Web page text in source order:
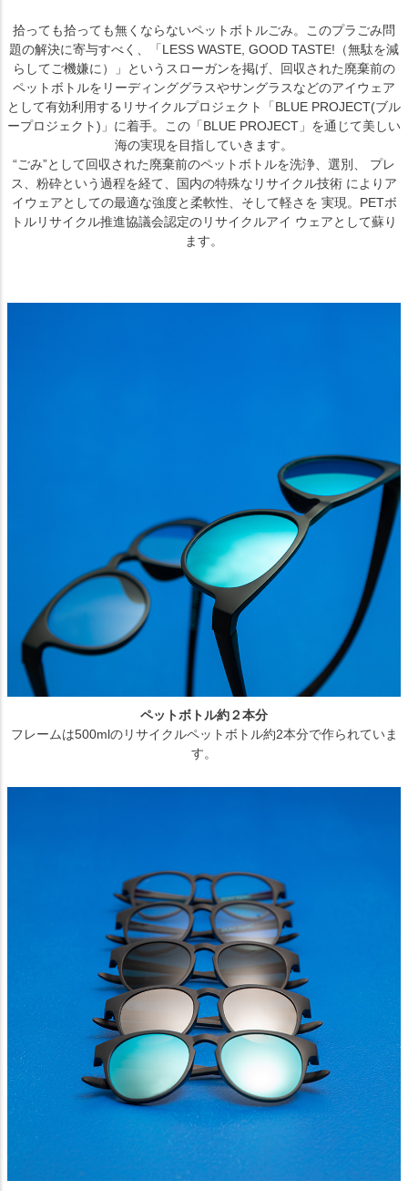
拾っても拾っても無くならないペットボトルごみ。このプラごみ問
題の解決に寄与すべく、「LESS WASTE, GOOD TASTE!（無駄を減
らしてご機嫌に）」というスローガンを掲げ、回収された廃棄前の
ペットボトルをリーディンググラスやサングラスなどのアイウェア
として有効利用するリサイクルプロジェクト「BLUE PROJECT(ブル
ープロジェクト)」に着手。この「BLUE PROJECT」を通じて美しい
海の実現を目指していきます。
“ごみ”として回収された廃棄前のペットボトルを洗浄、選別、 プレ
ス、粉砕という過程を経て、国内の特殊なリサイクル技術 によりア
イウェアとしての最適な強度と柔軟性、そして軽さを 実現。PETボ
トルリサイクル推進協議会認定のリサイクルアイ ウェアとして蘇り
ます。
ペットボトル約２本分
フレームは500mlのリサイクルペットボトル約2本分で作られていま
す。